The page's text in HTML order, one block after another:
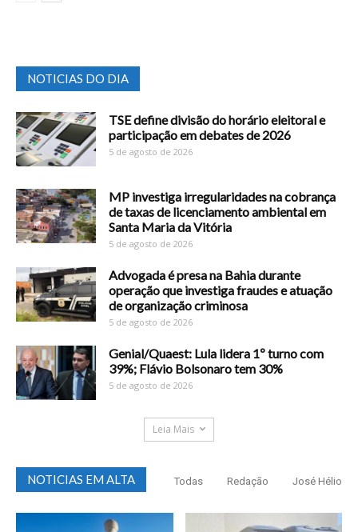
NOTICIAS DO DIA
TSE define divisão do horário eleitoral e
participação em debates de 2026
5 de agosto de 2026
MP investiga irregularidades na cobrança
de taxas de licenciamento ambiental em
Santa Maria da Vitória
5 de agosto de 2026
Advogada é presa na Bahia durante
operação que investiga fraudes e atuação
de organização criminosa
5 de agosto de 2026
Genial/Quaest: Lula lidera 1º turno com
39%; Flávio Bolsonaro tem 30%
5 de agosto de 2026
Leia Mais
NOTICIAS EM ALTA Todas Redação José Hélio